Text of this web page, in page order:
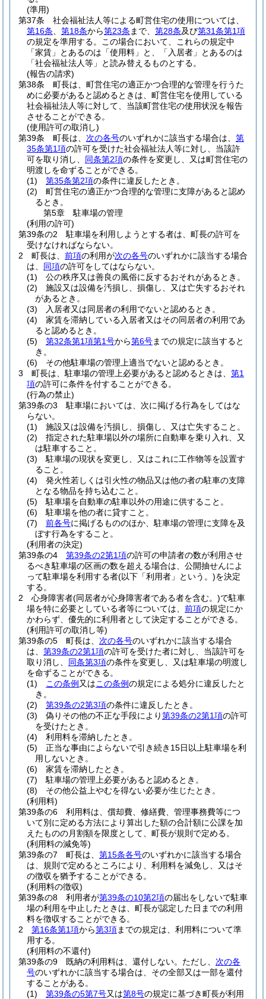
(準用)
第37条
社会福祉法人等による町営住宅の使用については、
第16条
第18条から第23条 まで、 第28条及び第31条第1項
の規定を準用する。
この場合において、これらの規定中
「家賃」とあるのは「使用料」と、「入居者」とあるのは
「社会福祉法人等」と読み替えるものとする。
(報告の請求)
第38条
町長は、町営住宅の適正かつ合理的な管理を行うた
めに必要があると認めるときは、町営住宅を使用している
社会福祉法人等に対して、当該町営住宅の使用状況を報告
させることができる。
(使用許可の取消し)
第39条
町長は、 次の各号のいずれかに該当する場合は、 第
35条第1項の許可を受けた社会福祉法人等に対し、当該許
可を取り消し、 同条第2項の条件を変更し、又は町営住宅の
明渡しを命ずることができる。
(1)
第35条第2項の条件に違反したとき。
(2)
町営住宅の適正かつ合理的な管理に支障があると認め
るとき。
第5章
駐車場の管理
(利用の許可)
第39条の2
駐車場を利用しようとする者は、町長の許可を
受けなければならない。
2
町長は、 前項の利用が次の各号のいずれかに該当する場合
は、 同項の許可をしてはならない。
(1)
公の秩序又は善良の風俗に反するおそれがあるとき。
(2)
施設又は設備を汚損し、損傷し、又は亡失するおそれ
があるとき。
(3)
入居者又は同居者の利用でないと認めるとき。
(4)
家賃を滞納している入居者又はその同居者の利用であ
ると認めるとき。
(5)
第32条第1項第1号から第6号までの規定に該当すると
き。
(6)
その他駐車場の管理上適当でないと認めるとき。
3
町長は、駐車場の管理上必要があると認めるときは、 第1
項の許可に条件を付することができる。
(行為の禁止)
第39条の3
駐車場においては、次に掲げる行為をしてはな
らない。
(1)
施設又は設備を汚損し、損傷し、又は亡失すること。
(2)
指定された駐車場以外の場所に自動車を乗り入れ、又
は駐車すること。
(3)
駐車場の現状を変更し、又はこれに工作物等を設置す
ること。
(4)
発火性若しくは引火性の物品又は他の者の駐車の支障
となる物品を持ち込むこと。
(5)
駐車場を自動車の駐車以外の用途に供すること。
(6)
駐車場を他の者に貸すこと。
(7)
前各号に掲げるもののほか、駐車場の管理に支障を及
ぼす行為をすること。
(利用者の決定)
第39条の4
第39条の2第1項の許可の申請者の数が利用させ
るべき駐車場の区画の数を超える場合は、公開抽せんによ
って駐車場を利用する者(以下「利用者」という。)を決定
する。
2
心身障害者(同居者が心身障害者である者を含む。)で駐車
場を特に必要としている者等については、 前項の規定にか
かわらず、優先的に利用者として決定することができる。
(利用許可の取消し等)
第39条の5
町長は、 次の各号のいずれかに該当する場合
は、 第39条の2第1項の許可を受けた者に対し、当該許可を
取り消し、 同条第3項の条件を変更し、又は駐車場の明渡し
を命ずることができる。
(1)
この条例 又はこの条例の規定による処分に違反したと
き。
(2)
第39条の2第3項の条件に違反したとき。
(3)
偽りその他の不正な手段により第39条の2第1項の許可
を受けたとき。
(4)
利用料を滞納したとき。
(5)
正当な事由によらないで引き続き15日以上駐車場を利
用しないとき。
(6)
家賃を滞納したとき。
(7)
駐車場の管理上必要があると認めるとき。
(8)
その他公益上やむを得ない必要が生じたとき。
(利用料)
第39条の6
利用料は、償却費、修繕費、管理事務費等につ
いて別に定める方法により算出した額の合計額に公課を加
えたものの月割額を限度として、町長が規則で定める。
(利用料の減免等)
第39条の7
町長は、 第15条各号のいずれかに該当する場合
は、規則で定めるところにより、利用料を減免し、又はそ
の徴収を猶予することができる。
(利用料の徴収)
第39条の8
利用者が第39条の10第2項の届出をしないで駐車
場の利用を中止したときは、町長が認定した日までの利用
料を徴収することができる。
2
第16条第1項から第3項までの規定は、利用料について準
用する。
(利用料の不還付)
第39条の9
既納の利用料は、還付しない。 ただし、 次の各
号のいずれかに該当する場合は、その全部又は一部を還付
することがある。
(1)
第39条の5第7号又は第8号の規定に基づき町長が利用